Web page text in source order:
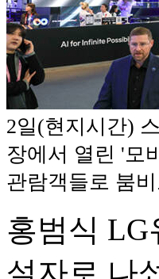
2일(현지시간)
장에서 열린 '모
관람객들로 붐
홍범식 LG